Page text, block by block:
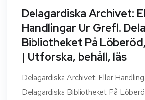
Delagardiska Archivet:
Handlingar Ur Grefl.
Bibliotheket På
| Utforska, behåll, läs
Delagardiska Archivet: Eller
Delagardiska Bibliotheket På